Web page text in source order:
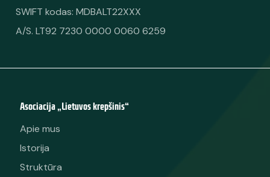
SWIFT kodas: MDBALT22XXX
A/S. LT92 7230 0000 0060 6259
Asociacija „Lietuvos krepšinis“
Apie mus
Istorija
Struktūra